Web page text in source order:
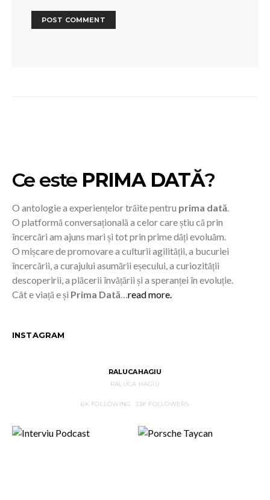
Ce este PRIMA DATĂ?
O antologie a experiențelor trăite pentru prima dată.
O platformă conversațională a celor care știu că prin
încercări am ajuns mari și tot prin prime dăți evoluăm.
O mișcare de promovare a culturii agilității, a bucuriei
încercării, a curajului asumării eșecului, a curiozității
descoperirii, a plăcerii învățării și a speranței în evoluție.
Cât e viață e și Prima Dată…read more.
INSTAGRAM
RALUCAHAGIU
RALUCA HAGIU
6KFOLLOWING 33K FOLLOWERS